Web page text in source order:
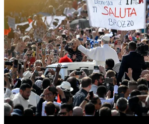
Con la luz y la fuerza del Espíritu Santo,
fundada en el amor de Dios y signo de
misionera, que abre los brazos al mundo,
Palabra, que se deja cuestionar por la
convierte en fermento de concordia para
Juntos, como un solo pueblo, todos como
hacia Dios y amémonos los unos a los otros.